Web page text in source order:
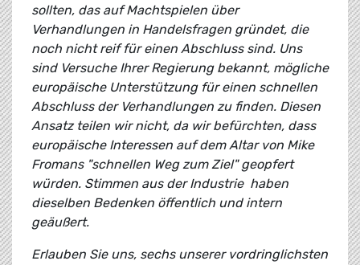
sollten, das auf Machtspielen über
Verhandlungen in Handelsfragen gründet, die
noch nicht reif für einen Abschluss sind. Uns
sind Versuche Ihrer Regierung bekannt, mögliche
europäische Unterstützung für einen schnellen
Abschluss der Verhandlungen zu finden. Diesen
Ansatz teilen wir nicht, da wir befürchten, dass
europäische Interessen auf dem Altar von Mike
Fromans "schnellen Weg zum Ziel" geopfert
würden. Stimmen aus der Industrie haben
dieselben Bedenken öffentlich und intern
geäußert.
Erlauben Sie uns, sechs unserer vordringlichsten